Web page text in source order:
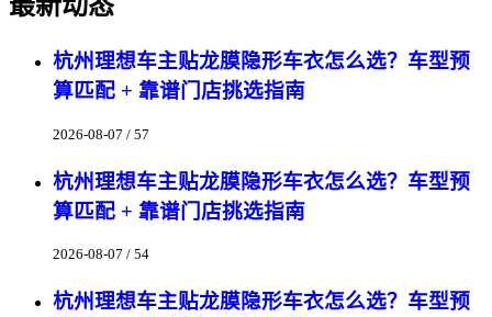
杭州理想车主贴龙膜隐形车衣怎么选？车型预
算匹配 + 靠谱门店挑选指南
2026-08-07 / 57
杭州理想车主贴龙膜隐形车衣怎么选？车型预
算匹配 + 靠谱门店挑选指南
2026-08-07 / 54
杭州理想车主贴龙膜隐形车衣怎么选？车型预